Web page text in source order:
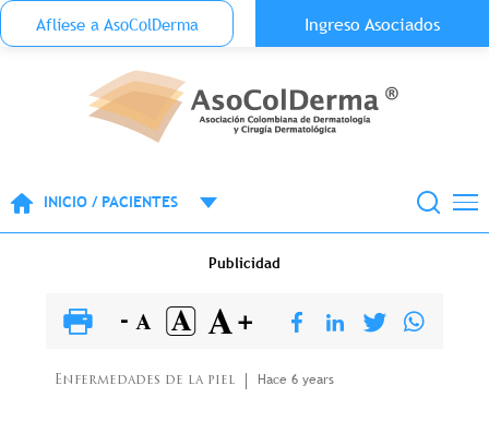
Pasar al contenido principal
Menu Top Anónimo
Aflíese a AsoColDerma Ingreso Asociados
INICIO / PACIENTES
Publicidad
Enfermedades de la piel Hace 6 years